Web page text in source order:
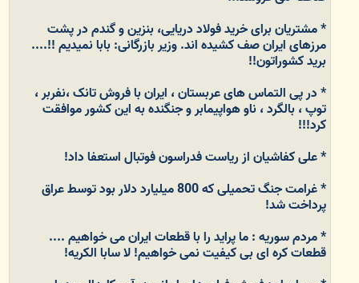
* مشتریان برای خرید فولاد دریایی، بنزین و گندم در پشت
مرزهای ایران صف کشیده اند. وزیر بازرگانی: بابا نمیدیم !!....
برید کشوراتون!!
* در پی التماس های عربستان ، ایران با فروش تانک ،نفربر ،
توپ ، بالگرد ، ناو هواپیمابر و جنگنده به این کشور موافقت
کرد!!!
* علی کفاشیان از ریاست فدراسون فوتبال استعفا داد!
* غرامت جنگ تحمیلی که 800 میلیارد دلار بود توسط عراق
پرداخت شد!
* مردم سوریه : ما پراید را با قطعات ایران می خواهیم ....
قطعات کره ای بی کیفیت نمی خواهیم! لا سابا الکریه!